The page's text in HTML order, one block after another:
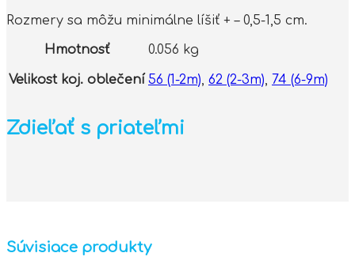
Rozmery sa môžu minimálne líšiť + – 0,5-1,5 cm.
Hmotnosť 0.056 kg
Velikost koj. oblečení 56 (1-2m), 62 (2-3m), 74 (6-9m)
Zdieľať s priateľmi
Súvisiace produkty